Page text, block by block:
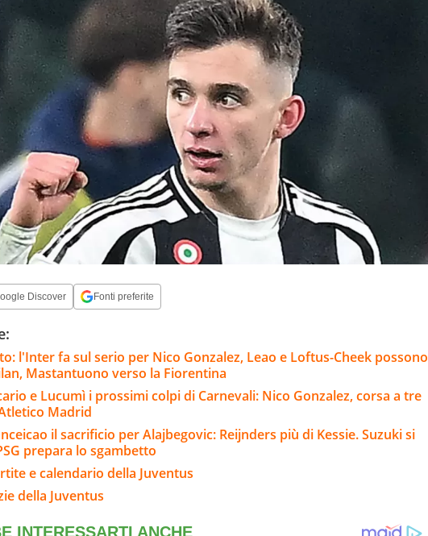
Discover Fonti preferite
l'Inter fa sul serio per Nico Gonzalez, Leao e Loftus-Cheek possono
Mastantuono verso la Fiorentina
e Lucumì i prossimi colpi di Carnevali: Nico Gonzalez, corsa a tre
Madrid
il sacrificio per Alajbegovic: Reijnders più di Kessie. Suzuki si
prepara lo sgambetto
e calendario della Juventus
della Juventus